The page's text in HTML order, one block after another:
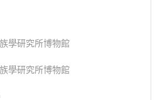
學研究所博物館
學研究所博物館